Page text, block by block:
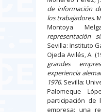
de información
los trabajadores.
Montoya
representación
Sevilla: Instituto
Ojeda Avilés, A.
grandes
experiencia
1976. Sevilla:
Palomeque
participación de
empresa: una